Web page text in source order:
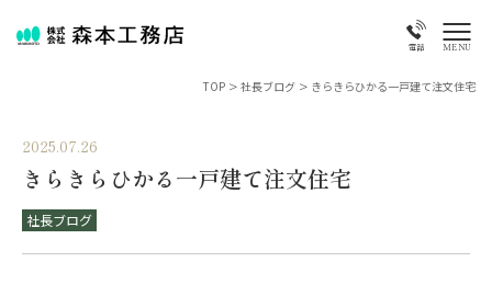
電話 MENU
TOP > 社長ブログ > きらきらひかる一戸建て注文住宅
2025.07.26
きらきらひかる一戸建て注文住宅
社長ブログ